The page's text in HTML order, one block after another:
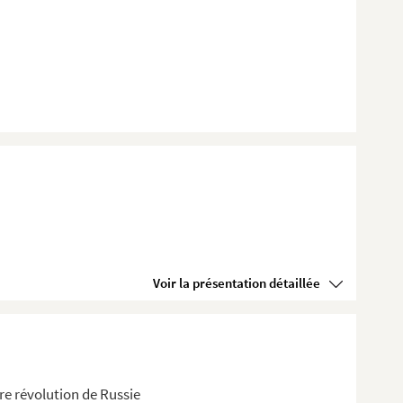
Voir la présentation détaillée
révolution de Russie